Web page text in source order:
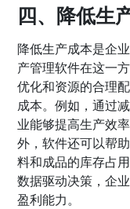
四、降低生
降低生产成本是企
产管理软件在这一
优化和资源的合理
成本。例如，通过
业能够提高生产效
外，软件还可以帮
料和成品的库存占
数据驱动决策，企
盈利能力。